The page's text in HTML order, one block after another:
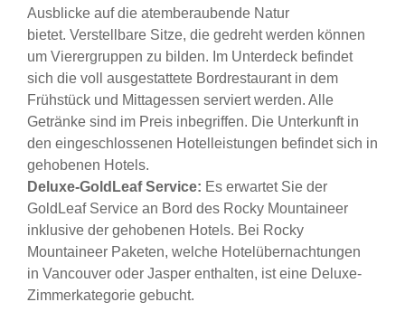
Ausblicke auf die atemberaubende Natur
bietet. Verstellbare Sitze, die gedreht werden können
um Vierergruppen zu bilden. Im Unterdeck befindet
sich die voll ausgestattete Bordrestaurant in dem
Frühstück und Mittagessen serviert werden. Alle
Getränke sind im Preis inbegriffen. Die Unterkunft in
den eingeschlossenen Hotelleistungen befindet sich in
gehobenen Hotels.
Deluxe-GoldLeaf Service: Es erwartet Sie der
GoldLeaf Service an Bord des Rocky Mountaineer
inklusive der gehobenen Hotels. Bei Rocky
Mountaineer Paketen, welche Hotelübernachtungen
in Vancouver oder Jasper enthalten, ist eine Deluxe-
Zimmerkategorie gebucht.